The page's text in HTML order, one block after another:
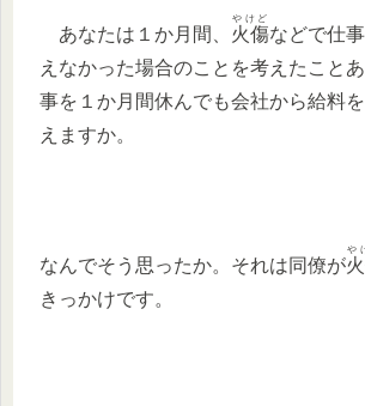
あなたは１か月間、 火傷
やけど
などで仕
えなかった場合のことを考えたこと
事を１か月間休んでも会社から給料
えますか。
なんでそう思ったか。それは同僚が
や
きっかけです。